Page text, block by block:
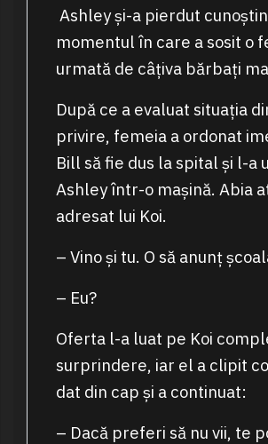
Ashley și-a pierdut
momentul în care a sosit o
urmată de câțiva bărbați
După ce a evaluat situația
privire, femeia a ordonat
Bill să fie dus la spital și l-a
Ashley într-o mașină. Abia
adresat lui Koi.
– Vino și tu. O să anunț
– Eu?
Oferta l-a luat pe Koi
surprindere, iar el a clipit
dat din cap și a continuat:
– Dacă preferi să nu vii, te